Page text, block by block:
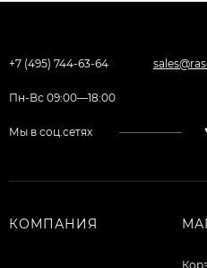
+7 (495) 744-63-64
Пн-Вс 09:00—18:00
Мы в соц.сетях
КОМПАНИЯ